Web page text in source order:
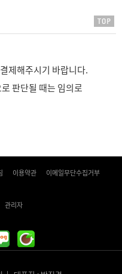
이용약관 이메일무단수집거부
관리자